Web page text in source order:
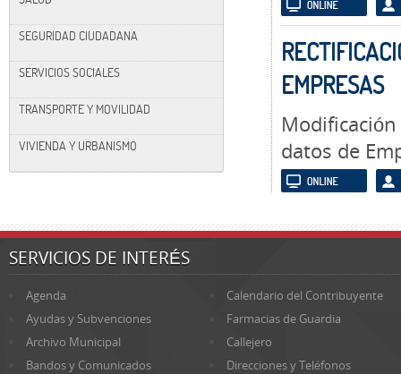
SEGURIDAD CIUDADANA
SERVICIOS SOCIALES
TRANSPORTE Y MOVILIDAD
VIVIENDA Y URBANISMO
EMPRESAS
datos de
SERVICIOS DE INTERÉS
Agenda
Calendario del Contribuyente
Ayudas y Subvenciones
Farmacias de Guardia
Archivo Municipal
Callejero
Bandos y Comunicados
Direcciones y Teléfonos